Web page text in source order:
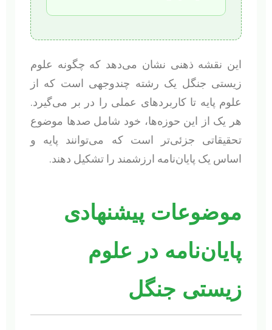
این نقشه ذهنی نشان می‌دهد که چگونه علوم
زیستی جنگل یک رشته چندوجهی است که از
علوم پایه تا کاربردهای عملی را در بر می‌گیرد.
هر یک از این حوزه‌ها، خود شامل صدها موضوع
تحقیقاتی جزئی‌تر است که می‌توانند پایه و
اساس یک پایان‌نامه ارزشمند را تشکیل دهند.
موضوعات پیشنهادی
پایان‌نامه در علوم
زیستی جنگل